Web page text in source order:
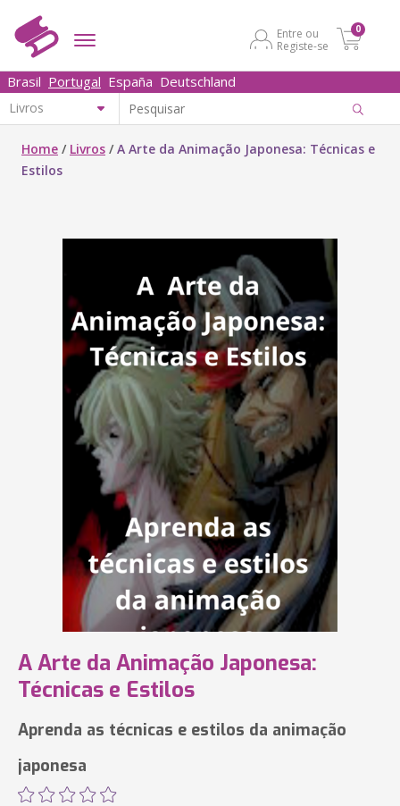
Entre ou
Registe-se
0
Brasil Portugal España Deutschland
Home / Livros /A Arte da Animação Japonesa: Técnicas e
Estilos
A Arte da Animação Japonesa:
Técnicas e Estilos
Aprenda as técnicas e estilos da animação
japonesa